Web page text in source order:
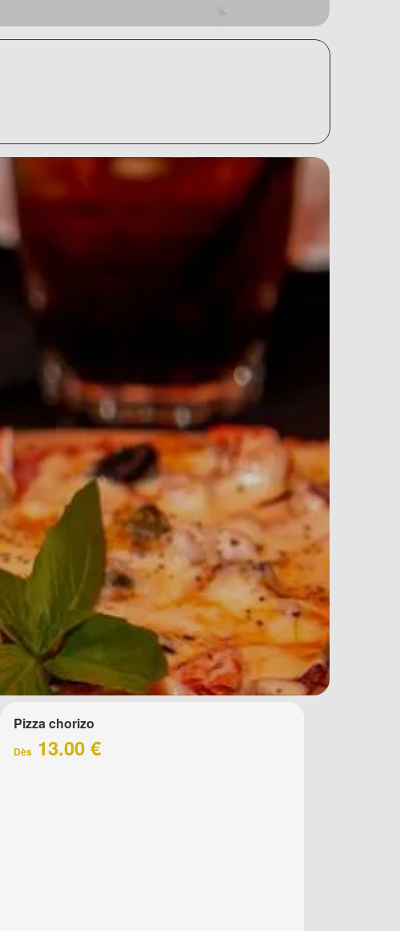
Pizza chorizo
Dès 13.00 €